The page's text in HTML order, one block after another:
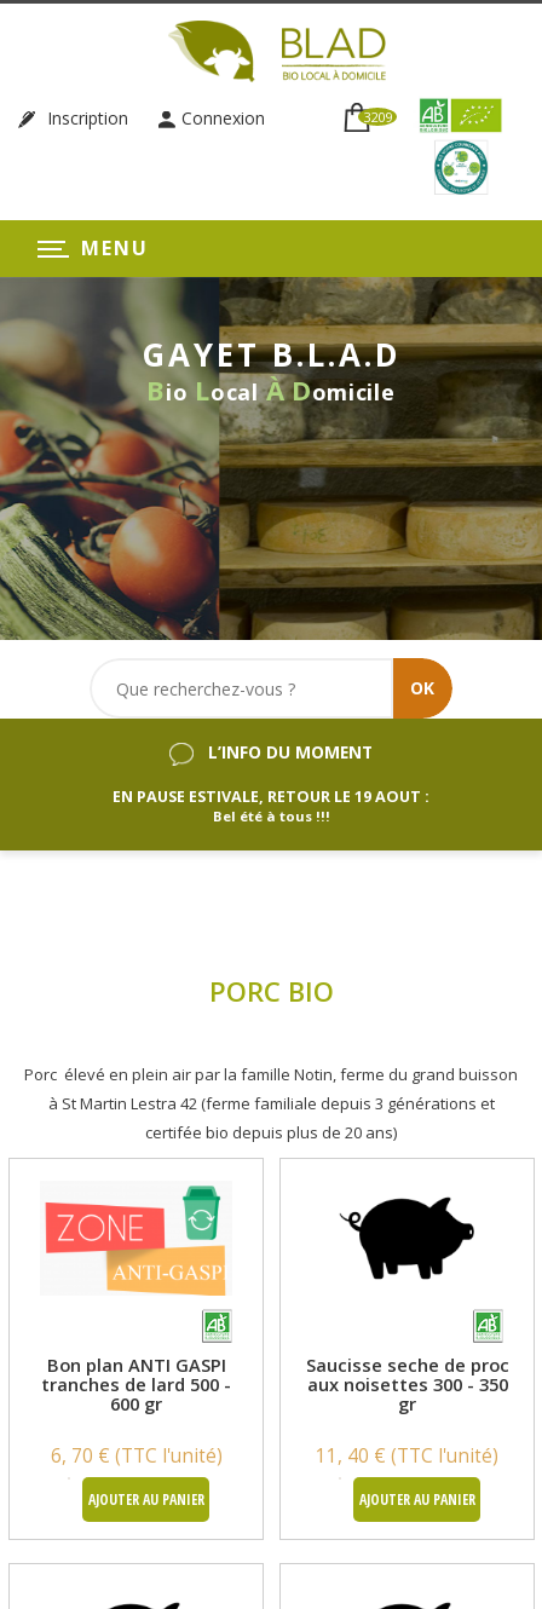
Inscription Connexion 3209
MENU
GAYET B.L.A.D
Bio LocalÀDomicile
LIVRAISON HEBDOMADAIRE
SANS ENGAGEMENT
OK
L’INFO DU MOMENT
EN PAUSE ESTIVALE, RETOUR LE 19 AOUT :
Bel été à tous !!!
PORC BIO
Porc élevé en plein air par la famille Notin, ferme du grand buisson
à St Martin Lestra 42 (ferme familiale depuis 3 générations et
certifée bio depuis plus de 20 ans)
Bon plan ANTI GASPI
tranches de lard 500 -
600 gr
6, 70 € (TTC l'unité)
AJOUTER AU PANIER
Saucisse seche de proc
aux noisettes 300 - 350
gr
11, 40 € (TTC l'unité)
AJOUTER AU PANIER